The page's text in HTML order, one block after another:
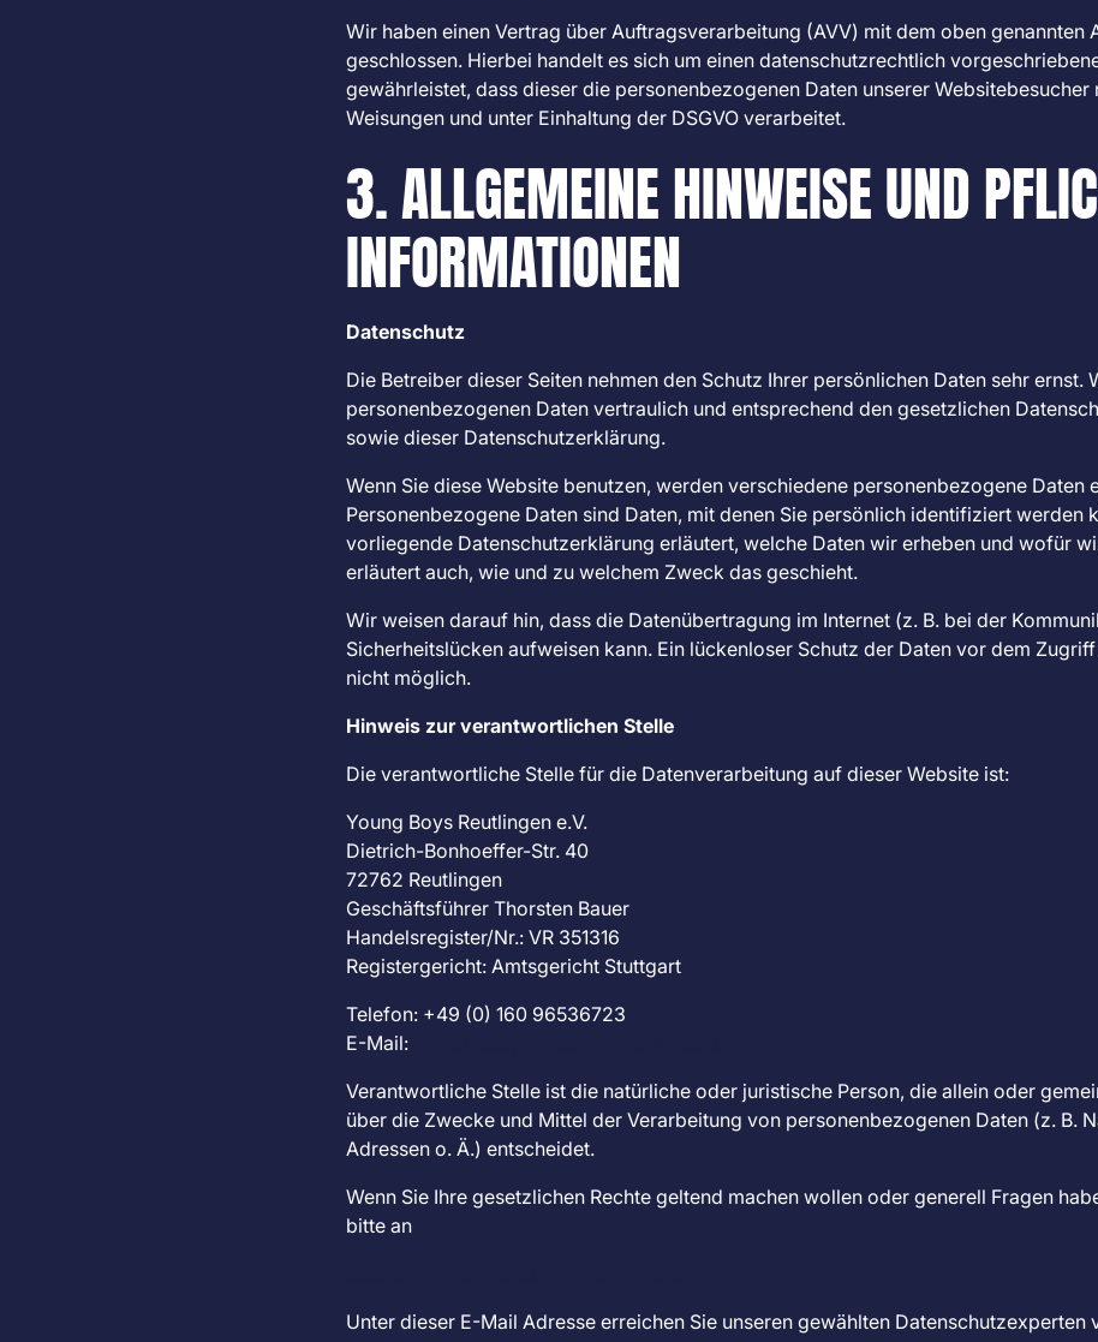
Wir haben einen Vertrag über Auftragsverarbeitung (AVV) mit dem oben genannten
geschlossen. Hierbei handelt es sich um einen datenschutzrechtlich
gewährleistet, dass dieser die personenbezogenen Daten unserer Websitebesucher
Weisungen und unter Einhaltung der DSGVO verarbeitet.
3. ALLGEMEINE HINWEISE UND
INFORMATIONEN
Datenschutz
Die Betreiber dieser Seiten nehmen den Schutz Ihrer persönlichen Daten sehr ernst.
personenbezogenen Daten vertraulich und entsprechend den gesetzlichen
sowie dieser Datenschutzerklärung.
Wenn Sie diese Website benutzen, werden verschiedene personenbezogene Daten
Personenbezogene Daten sind Daten, mit denen Sie persönlich identifiziert werden
vorliegende Datenschutzerklärung erläutert, welche Daten wir erheben und wofür
erläutert auch, wie und zu welchem Zweck das geschieht.
Wir weisen darauf hin, dass die Datenübertragung im Internet (z. B. bei der
Sicherheitslücken aufweisen kann. Ein lückenloser Schutz der Daten vor dem
nicht möglich.
Hinweis zur verantwortlichen Stelle
Die verantwortliche Stelle für die Datenverarbeitung auf dieser Website ist:
Young Boys Reutlingen e.V.
Dietrich-Bonhoeffer-Str. 40
72762 Reutlingen
Geschäftsführer Thorsten Bauer
Handelsregister/Nr.: VR 351316
Registergericht: Amtsgericht Stuttgart
Telefon: +49 (0) 160 96536723
E-Mail:
Verantwortliche Stelle ist die natürliche oder juristische Person, die allein oder
über die Zwecke und Mittel der Verarbeitung von personenbezogenen Daten (z. B.
Adressen o. Ä.) entscheidet.
Wenn Sie Ihre gesetzlichen Rechte geltend machen wollen oder generell Fragen
bitte an
Unter dieser E-Mail Adresse erreichen Sie unseren gewählten Datenschutzexperten